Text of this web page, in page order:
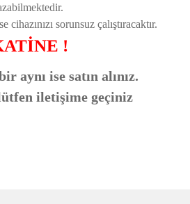
sorunsuz çalıştıracaktır.
!
aynı ise satın alınız.
lütfen iletişime geçiniz